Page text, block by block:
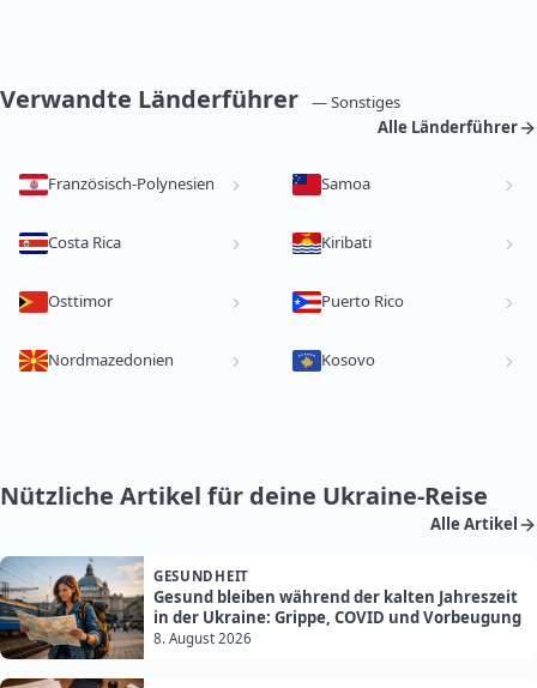
Verwandte Länderführer
— Sonstiges
Alle Länderführer
Französisch-Polynesien Samoa
Costa Rica Kiribati
Osttimor Puerto Rico
Nordmazedonien Kosovo
Nützliche Artikel für deine Ukraine-Reise
Alle Artikel
GESUNDHEIT
Gesund bleiben während der kalten Jahreszeit
in der Ukraine: Grippe, COVID und Vorbeugung
8. August 2026